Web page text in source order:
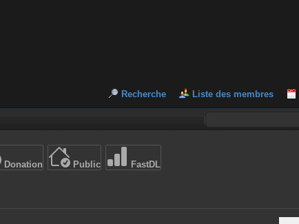
Recherche Liste des membres
Donation Public FastDL